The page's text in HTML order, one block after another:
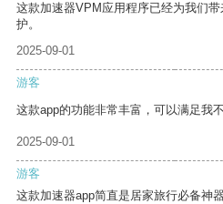
这款加速器VPM应用程序已经为我们
护。
2025-09-01
游客
这款app的功能非常丰富，可以满足我
2025-09-01
游客
这款加速器app简直是居家旅行必备神